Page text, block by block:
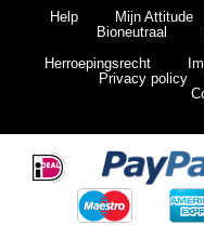
Help
Mijn Attitude
Bioneutraal
Herroepingsrecht
Privacy policy